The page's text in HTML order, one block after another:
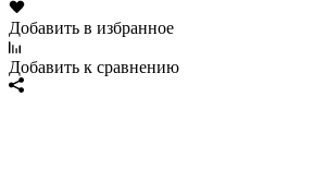
Добавить в избранное
Добавить к сравнению